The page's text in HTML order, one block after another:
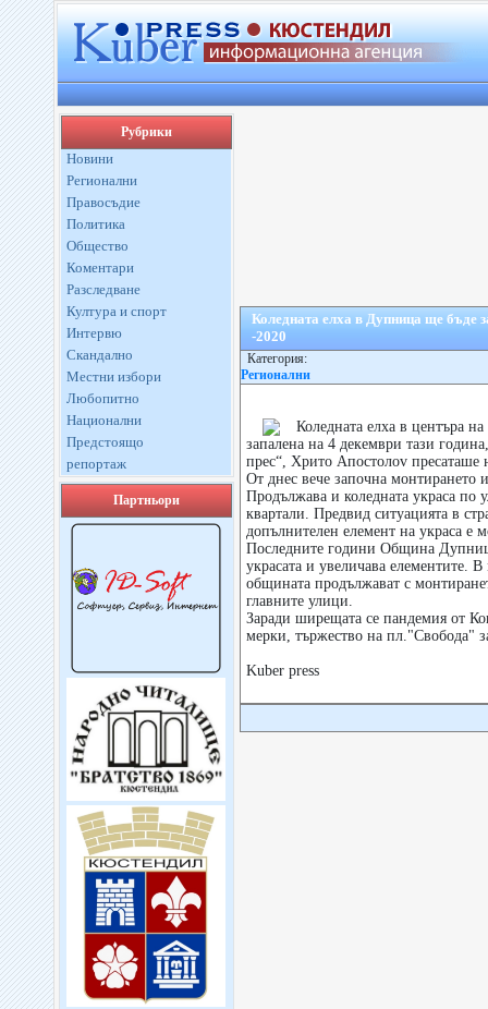
Рубрики
Новини
Регионални
Правосъдие
Политика
Общество
Коментари
Разследване
Култура и спорт
Интервю
Скандално
Местни избори
Любопитно
Национални
Предстоящо
репортаж
Партньори
Коледната елха в Дупница ще бъде
-2020
Категория:
Регионални
Коледната елха в центъра
запалена на 4 декември тази
прес“, Хрито Апостолоv
От днес вече започна монтирането
Продължава и коледната украса по
квартали. Предвид ситуацията в
допълнителен елемент на украса е
Последните години Община
украсата и увеличава елементите.
общината продължават с
главните улици.
Заради ширещата се пандемия от
мерки, тържество на пл."Свобода"
Kuber press